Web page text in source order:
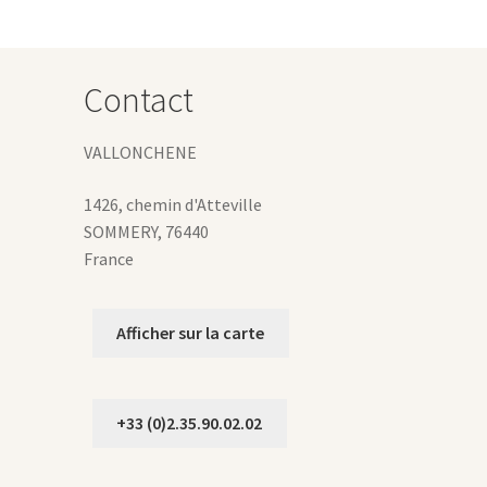
Contact
VALLONCHENE
1426, chemin d'Atteville
SOMMERY, 76440
France
Afficher sur la carte
+33 (0)2.35.90.02.02